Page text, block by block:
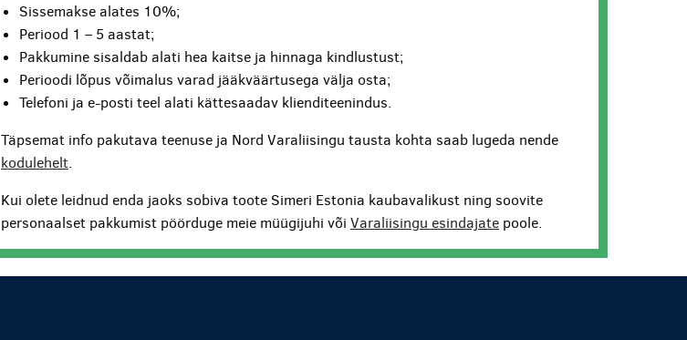
Sissemakse alates 10%;
Periood 1 – 5 aastat;
Pakkumine sisaldab alati hea kaitse ja hinnaga kindlustust;
Perioodi lõpus võimalus varad jääkväärtusega välja osta;
Telefoni ja e-posti teel alati kättesaadav klienditeenindus.
Täpsemat info pakutava teenuse ja Nord Varaliisingu tausta kohta saab lugeda nende
kodulehelt.
Kui olete leidnud enda jaoks sobiva toote Simeri Estonia kaubavalikust ning soovite
personaalset pakkumist pöörduge meie müügijuhi võiVaraliisingu esindajate poole.